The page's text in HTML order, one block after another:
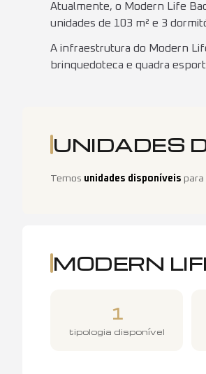
Atualmente, o Modern Life
unidades de 103 m² e 3
A infraestrutura do Modern
brinquedoteca e quadra
UNIDADES
Temos unidades disponíveis para
MODERN
tipologia disponível
1